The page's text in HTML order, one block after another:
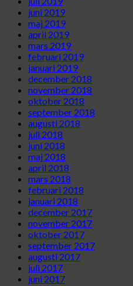
juni 2019
maj 2019
april 2019
mars 2019
februari 2019
januari 2019
december 2018
november 2018
oktober 2018
september 2018
augusti 2018
juli 2018
juni 2018
maj 2018
april 2018
mars 2018
februari 2018
januari 2018
december 2017
november 2017
oktober 2017
september 2017
augusti 2017
juli 2017
juni 2017